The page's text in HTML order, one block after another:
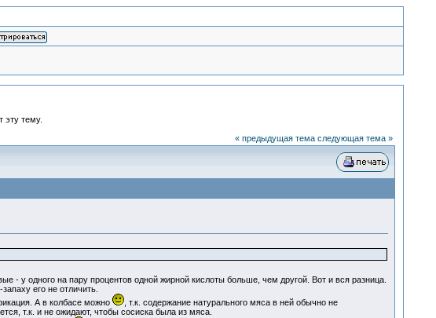
эту тему.
« предыдущая тема следующая тема »
- у одного на пару процентов одной жирной кислоты больше, чем другой. Вот и вся разница.
его не отличить.
А в колбасе можно
, т.к. содержание натурального мяса в ней обычно не
т.к. и не ожидают, чтобы сосиска была из мяса.